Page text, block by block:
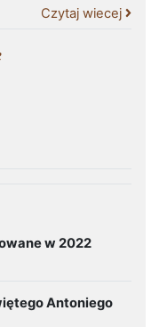
Czytaj wiecej
w 2022
Antoniego